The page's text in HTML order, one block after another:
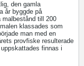
den gamla
år byggde på
malbestånd till 200
klassades som
man med en
provfiske resulterade
finnas i